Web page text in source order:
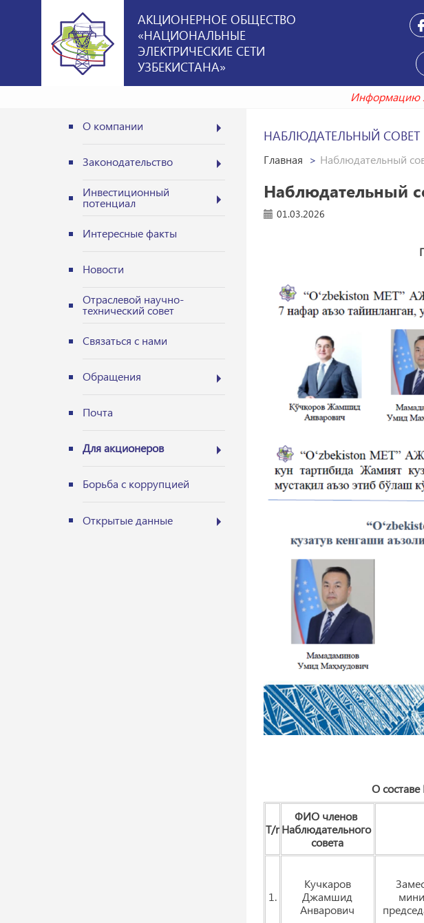
АКЦИОНЕРНОЕ ОБЩЕСТВО
«НАЦИОНАЛЬНЫЕ
ЭЛЕКТРИЧЕСКИЕ СЕТИ
УЗБЕКИСТАНА»
О компании
Законодательство
Инвестиционный
потенциал
Интересные факты
Новости
Отраслевой научно-
технический совет
Связаться с нами
Обращения
Почта
Для акционеров
Борьба с коррупцией
Открытые данные
НАБЛЮДАТЕЛЬНЫЙ СОВЕТ
Главная Наблюдательный
Наблюдательный
01.03.2026
О
T/r
ФИО членов
Наблюдательного
совета
1.
Кучкаров
Джамшид
Анварович